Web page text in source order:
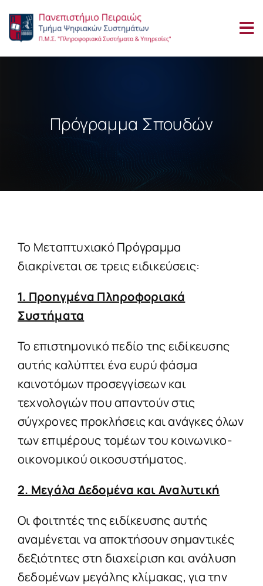
στο
περιεχόμενο
Πρόγραμμα Σπουδών
Το Μεταπτυχιακό Πρόγραμμα
διακρίνεται σε τρεις ειδικεύσεις:
1. Προηγμένα Πληροφοριακά
Συστήματα
Το επιστημονικό πεδίο της ειδίκευσης
αυτής καλύπτει ένα ευρύ φάσμα
καινοτόμων προσεγγίσεων και
τεχνολογιών που απαντούν στις
σύγχρονες προκλήσεις και ανάγκες όλων
των επιμέρους τομέων του κοινωνικο-
οικονομικού οικοσυστήματος.
2. Μεγάλα Δεδομένα και Αναλυτική
Οι φοιτητές της ειδίκευσης αυτής
αναμένεται να αποκτήσουν σημαντικές
δεξιότητες στη διαχείριση και ανάλυση
δεδομένων μεγάλης κλίμακας, για την